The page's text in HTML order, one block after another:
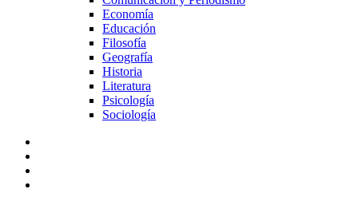
Economía
Educación
Filosofía
Geografía
Historia
Literatura
Psicología
Sociología